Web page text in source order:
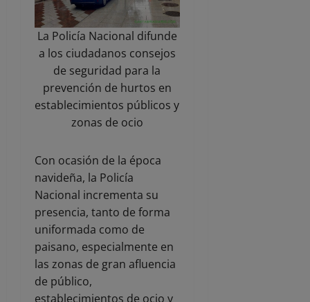
La Policía Nacional difunde
a los ciudadanos consejos
de seguridad para la
prevención de hurtos en
establecimientos públicos y
zonas de ocio
Con ocasión de la época
navideña, la Policía
Nacional incrementa su
presencia, tanto de forma
uniformada como de
paisano, especialmente en
las zonas de gran afluencia
de público,
establecimientos de ocio y